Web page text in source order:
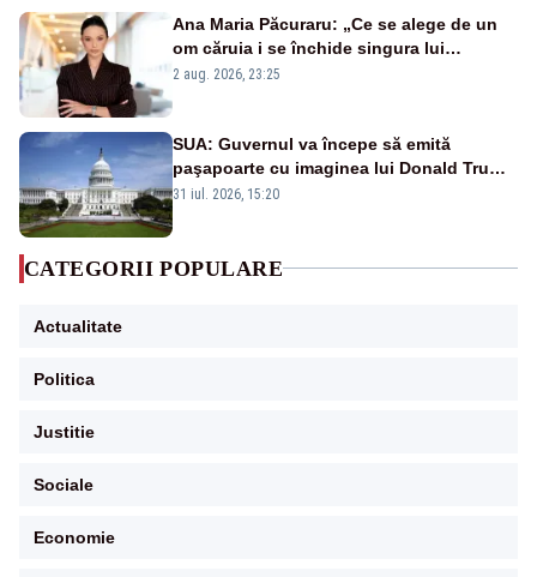
Ana Maria Păcuraru: „Ce se alege de un
om căruia i se închide singura lui
portiță?”
2 aug. 2026, 23:25
SUA: Guvernul va începe să emită
paşapoarte cu imaginea lui Donald Trump
începând cu 8 august
31 iul. 2026, 15:20
CATEGORII POPULARE
Actualitate
Politica
Justitie
Sociale
Economie